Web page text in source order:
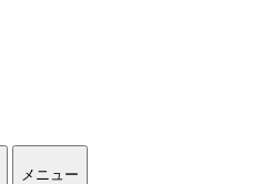
メニュー